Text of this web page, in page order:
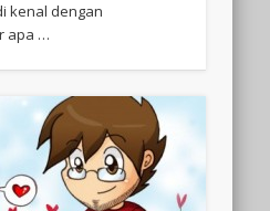
kenal dengan
apa …